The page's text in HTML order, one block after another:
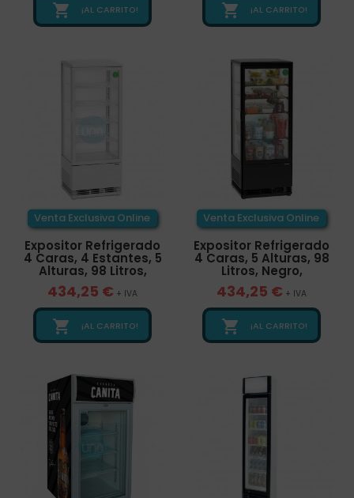
 ¡AL CARRITO!  ¡AL CARRITO!
Venta Exclusiva Online
Expositor Refrigerado
4 Caras, 4 Estantes, 5
Alturas, 98 Litros,
434,25 € + IVA
 ¡AL CARRITO!
Venta Exclusiva Online
Expositor Refrigerado
4 Caras, 5 Alturas, 98
Litros, Negro,
434,25 € + IVA
 ¡AL CARRITO!